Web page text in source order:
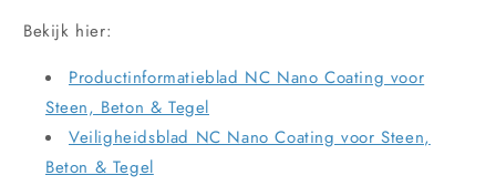
Bekijk hier:
Productinformatieblad NC Nano Coating voor
Steen, Beton & Tegel
Veiligheidsblad NC Nano Coating voor Steen,
Beton & Tegel